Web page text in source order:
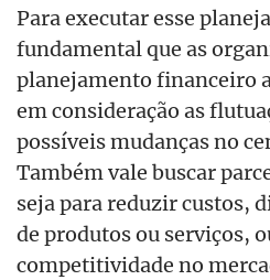
Para executar esse
fundamental que as
planejamento financeiro
em consideração as
possíveis mudanças no
Também vale buscar
seja para reduzir custos,
de produtos ou serviços,
competitividade no